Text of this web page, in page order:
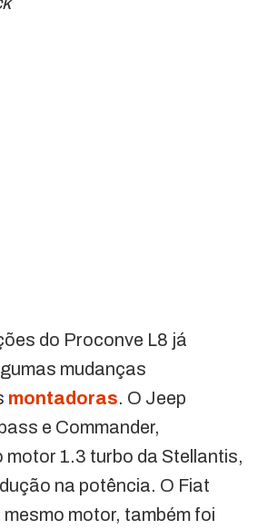
do Proconve L8 já
mudanças
montadoras. O Jeep
e Commander,
motor 1.3 turbo da Stellantis,
na potência. O Fiat
motor, também foi